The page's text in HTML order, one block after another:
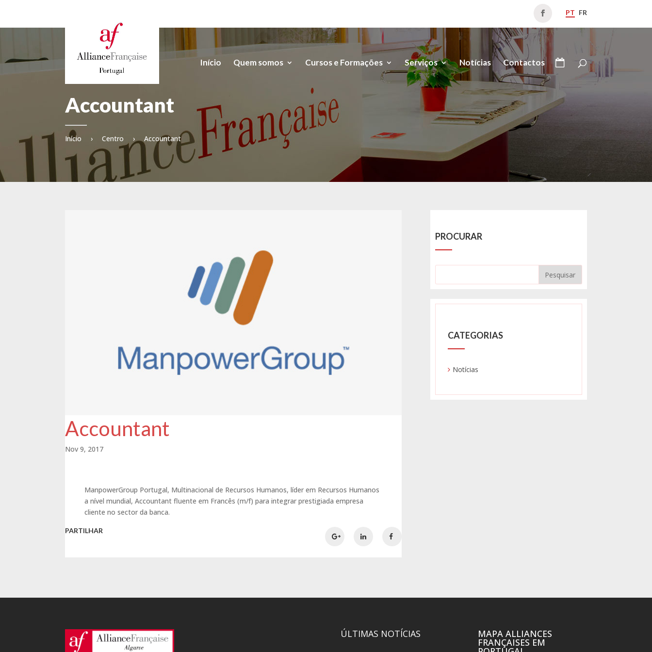
PT FR
Início Quem somos Cursos e Formações Serviços Notícias Contactos
Accountant
Início › Centro › Accountant
Accountant
Nov 9, 2017
ManpowerGroup Portugal, Multinacional de Recursos Humanos, líder em Recursos Humanos
a nível mundial, Accountant fluente em Francês (m/f) para integrar prestigiada empresa
cliente no sector da banca.
PARTILHAR
PROCURAR
CATEGORIAS
Notícias
ÚLTIMAS NOTÍCIAS MAPA ALLIANCES
FRANÇAISES EM